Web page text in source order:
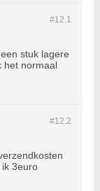
#12.1
stuk lagere
het normaal
#12.2
3euro